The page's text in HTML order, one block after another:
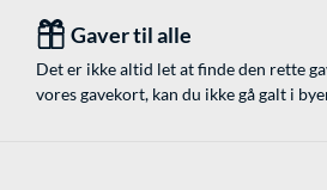
Gaver til alle
Det er ikke altid let at finde den rette
vores gavekort, kan du ikke gå galt i